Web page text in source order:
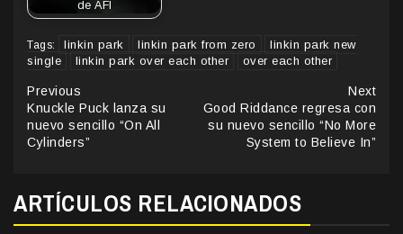
de AFI
Tags: linkin park linkin park from zero
linkin park new
single
linkin park over each other over each other
Continue
Reading
Previous
Knuckle Puck lanza su
nuevo sencillo “On All
Cylinders”
Next
Good Riddance regresa con
su nuevo sencillo “No More
System to Believe In”
ARTÍCULOS RELACIONADOS